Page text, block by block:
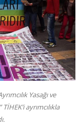
Yasağı ve
ayrımcılıkla